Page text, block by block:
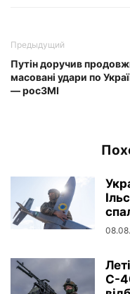
Предыдущий
Путін доручив
масовані удари по
— росЗМІ
С-